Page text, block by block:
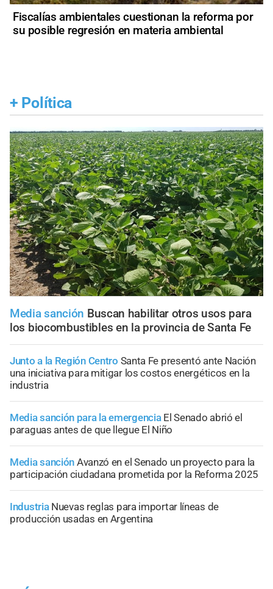
Fiscalías ambientales cuestionan la reforma por
su posible regresión en materia ambiental
+ Política
Media sanción Buscan habilitar otros usos para
los biocombustibles en la provincia de Santa Fe
Junto a la Región Centro Santa Fe presentó ante Nación
una iniciativa para mitigar los costos energéticos en la
industria
Media sanción para la emergencia El Senado abrió el
paraguas antes de que llegue El Niño
Media sanción Avanzó en el Senado un proyecto para la
participación ciudadana prometida por la Reforma 2025
Industria Nuevas reglas para importar líneas de
producción usadas en Argentina